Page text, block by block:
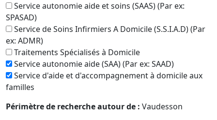
Service autonomie aide et soins (SAAS) (Par ex:
SPASAD)
Service de Soins Infirmiers A Domicile (S.S.I.A.D) (Par
ex: ADMR)
Traitements Spécialisés à Domicile
Service autonomie aide (SAA) (Par ex: SAAD)
Service d'aide et d'accompagnement à domicile aux
familles
Périmètre de recherche autour de : Vaudesson